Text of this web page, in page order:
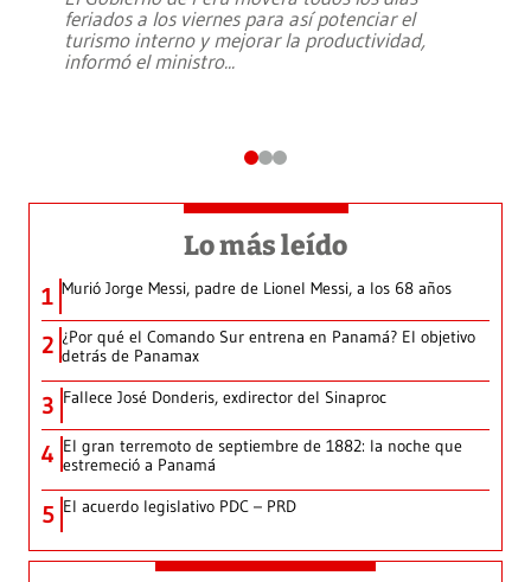
feriados a los viernes para así potenciar el
turismo interno y mejorar la productividad,
informó el ministro...
Lo más leído
1 Murió Jorge Messi, padre de Lionel Messi, a los 68 años
2 ¿Por qué el Comando Sur entrena en Panamá? El objetivo
detrás de Panamax
3 Fallece José Donderis, exdirector del Sinaproc
4 El gran terremoto de septiembre de 1882: la noche que
estremeció a Panamá
5 El acuerdo legislativo PDC – PRD